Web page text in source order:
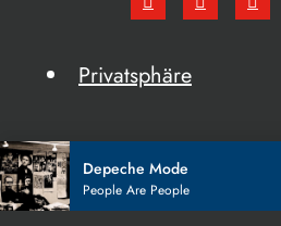
Privatsphäre
Depeche Mode
People Are People